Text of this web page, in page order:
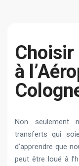
Choisir
à
Non seulement
transferts qui
d’apprendre que
peut être loué à